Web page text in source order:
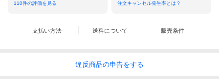
110件の評価を見る 注文キャンセル発生率とは？
支払い方法 送料について 販売条件
違反商品の申告をする